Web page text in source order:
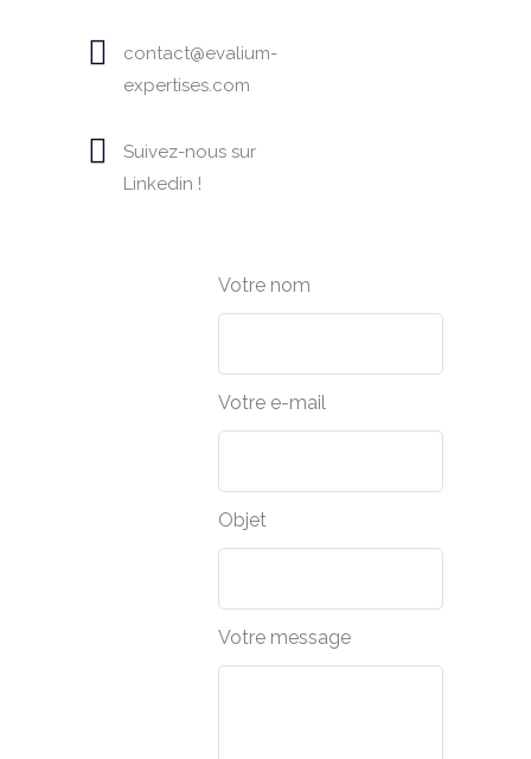
contact@evalium-
expertises.com
Suivez-nous sur
Linkedin !
Votre nom
Votre e-mail
Objet
Votre message